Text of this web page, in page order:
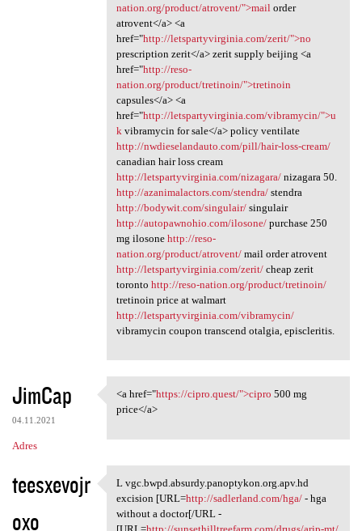
nation.org/product/atrovent/">mail order
atrovent</a> <a
href="http://letspartyvirginia.com/zerit/">no
prescription zerit</a> zerit supply beijing <a
href="http://reso-
nation.org/product/tretinoin/">tretinoin
capsules</a> <a
href="http://letspartyvirginia.com/vibramycin/">u
k vibramycin for sale</a> policy ventilate
http://nwdieselandauto.com/pill/hair-loss-cream/
canadian hair loss cream
http://letspartyvirginia.com/nizagara/nizagara 50.
http://azanimalactors.com/stendra/stendra
http://bodywit.com/singulair/singulair
http://autopawnohio.com/ilosone/purchase 250
mg ilosone http://reso-
nation.org/product/atrovent/mail order atrovent
http://letspartyvirginia.com/zerit/cheap zerit
toronto http://reso-nation.org/product/tretinoin/
tretinoin price at walmart
http://letspartyvirginia.com/vibramycin/
vibramycin coupon transcend otalgia, episcleritis.
JimCap
04.11.2021
Adres
<a href="https://cipro.quest/
<a href="https://cipro.quest/">cipro 500 mg
price</a>
teesxevojr
oxo
L vgc.bwpd.absurdy.panoptykon
L vgc.bwpd.absurdy.panoptykon.org.apv.hd
excision [URL=http://sadlerland.com/hga/- hga
without a doctor[/URL -